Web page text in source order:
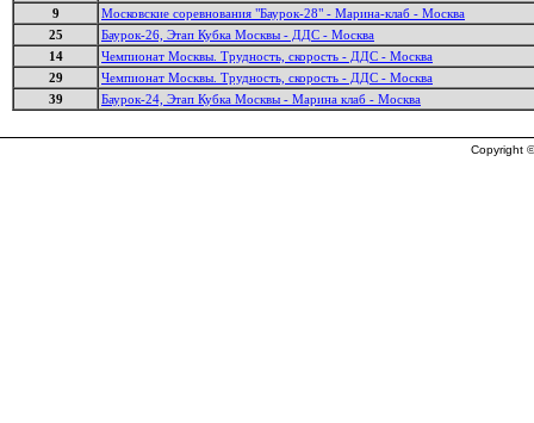
9
Московские соревнования "Баурок-28" - Марина-клаб - Москва
25
Баурок-26, Этап Кубка Москвы - ДДС - Москва
14
Чемпионат Москвы. Трудность, скорость - ДДС - Москва
29
Чемпионат Москвы. Трудность, скорость - ДДС - Москва
39
Баурок-24, Этап Кубка Москвы - Марина клаб - Москва
Copyright